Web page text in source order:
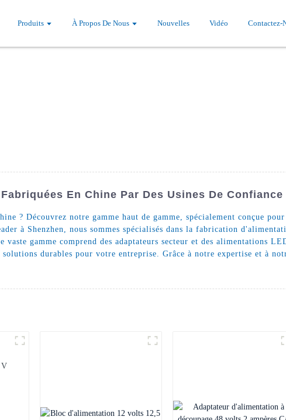
Produits À Propos De Nous Nouvelles Vidéo Contactez-
En Chine Par Des Usines De Confiance
? Découvrez notre gamme haut de gamme, spécialement conçue
à Shenzhen, nous sommes spécialisés dans la fabrication
gamme comprend des adaptateurs secteur et des alimentations
durables pour votre entreprise. Grâce à notre expertise et à